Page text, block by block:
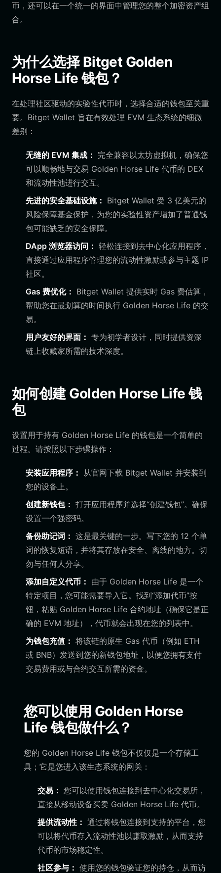
币，还可以在一个统一的界面中管理您的整个加密资产组
合。
为什么选择 Bitget Golden
Horse Life 钱包？
在处理社区驱动的实验性代币时，选择合适的钱包至关重
要。Bitget Wallet 旨在有效处理 EVM 生态系统的细微
差别：
无缝的 EVM 集成： 完全兼容以太坊虚拟机，确保您
可以顺畅地与交易 Golden Horse Life 代币的 DEX
和流动性池进行交互。
先进的安全基础设施： Bitget Wallet 受 3 亿美元的
风险保障基金保护，为您的实验性资产增加了普通钱
包可能缺乏的安全保障。
DApp 浏览器访问： 轻松连接到去中心化应用程序，
直接通过应用程序管理您的流动性激励或参与主题 IP
社区。
Gas 费优化： Bitget Wallet 提供实时 Gas 费估算，
帮助您在最划算的时间执行 Golden Horse Life 的交
易。
用户友好的界面： 专为初学者设计，同时提供资深
链上收藏家所需的技术深度。
如何创建 Golden Horse Life 钱
包
设置用于持有 Golden Horse Life 的钱包是一个简单的
过程。请按照以下步骤操作：
安装应用程序： 从官网下载 Bitget Wallet 并安装到
您的设备上。
创建新钱包： 打开应用程序并选择“创建钱包”。确保
设置一个强密码。
备份助记词： 这是最关键的一步。写下您的 12 个单
词的恢复短语，并将其存放在安全、离线的地方。切
勿与任何人分享。
添加自定义代币： 由于 Golden Horse Life 是一个
特定项目，您可能需要导入它。找到“添加代币”按
钮，粘贴 Golden Horse Life 合约地址（确保它是正
确的 EVM 地址），代币就会出现在您的列表中。
为钱包充值： 将该链的原生 Gas 代币（例如 ETH
或 BNB）发送到您的新钱包地址，以便您拥有支付
交易费用或与合约交互所需的资金。
您可以使用 Golden Horse
Life 钱包做什么？
您的 Golden Horse Life 钱包不仅仅是一个存储工
具；它是您进入该生态系统的网关：
交易： 您可以使用钱包连接到去中心化交易所，
直接从移动设备买卖 Golden Horse Life 代币。
提供流动性： 通过将钱包连接到支持的平台，您
可以将代币存入流动性池以赚取激励，从而支持
代币的市场稳定性。
社区参与： 使用您的钱包验证您的持仓，从而访